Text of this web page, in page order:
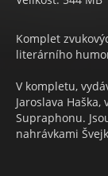
Komplet
literárního
V kompletu,
Jaroslava
Supraphonu.
nahrávkami
Švejka z